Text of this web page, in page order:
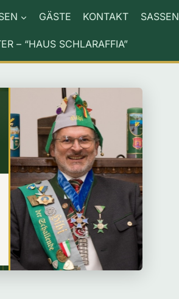
GÄSTE KONTAKT SASSEN
– “HAUS SCHLARAFFIA”